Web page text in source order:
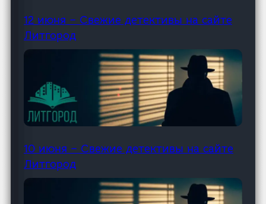
12 июня – Свежие детективы на сайте
Литгород
10 июня – Свежие детективы на сайте
Литгород